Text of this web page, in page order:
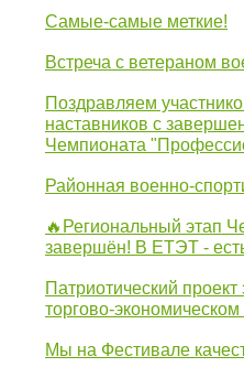
Самые-самые меткие!
Встреча с ветераном
Поздравляем
наставников с
Чемпионата
Районная военно-
🔥Региональный этап
завершён! В ЕТЭТ -
Патриотический
торгово-
Мы на Фестивале